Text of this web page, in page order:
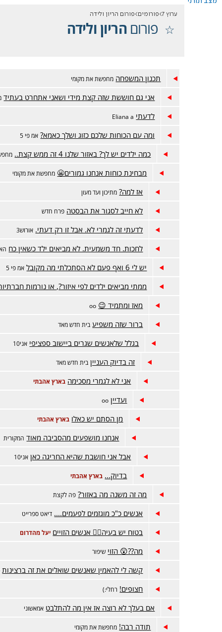
ערוץ 7 פורומים פורום הריון ולידה
פורוםהריון ולידה
תכנון המשפחה מחפשת את מקומי
אני גם חוששת שזה קצת מידי ושאני אתחרט בעתיד
לדעתי Eliana a
ומה עם הכוחות שלכם כזוג ושלך כאמא? אמ פי 5
כמה ילדים יש לך? באזור שלנו 4 זה ממש קצת..
מבחינת כוחות אנחנו גמורים😬 מחפשת את מקומי
אז למה? מתיכון ועד מעון
לא חייב לסגור את הבסטה פרח חדש
לדעתי זה לגמרי לא. אבל זו רק דעתי. אורוש3
לחכות. חד משמעית. לא מביאים ילד כשאין כח
יש לי 6 ואף פעם לא הסתכלתי מה מקובל אמ פי 5
ממתי מביאים ילדים לפי איזור?, או נורמות
מאז ומתמיד 😉 oo
ברור שזה משפיע בית חדש מאד
בגלל שלאנשים שגרים ביישוב ספציפי אני10
זה בדיוק העניין בית חדש מאד
אני לא לגמרי מסכימה בארץ אהבתי
ועדיין oo
מן הסתם יש כאלו בארץ אהבתי
אנחנו מושפעים מהסביבה מאוד המקורית
אבל אני חושבת שהיא החריגה כאן אני10
בדיוק... בארץ אהבתי
מה זה משנה מה באזור? פה לקצת
אנשים כ"כ מוגזמים לפעמים.... דיאט ספרייט
בטוח יש בעיה🤦‍♀️ אנשים הזויים יעל מהדרום
מה??😲 הזוי שיפור
קשה לי להאמין שאנשים שואלים את זה ברצינות
חצופים! רחלי:)
אם בעלך לא רוצה אז אין מה להתלבט אמאשוני
תודה רבה! מחפשת את מקומי